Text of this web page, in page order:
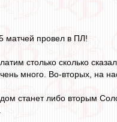
матчей провел в ПЛ!
столько сколько
много. Во-вторых, на
станет либо вторым